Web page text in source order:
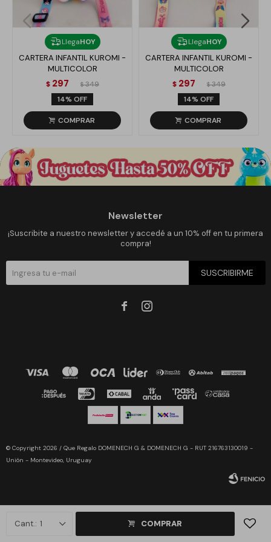
1 COMPRAR
LlegaHOY
CARTERA INFANTIL KUROMI -
MULTICOLOR
$ 297 $ 349
14
LlegaHOY
CARTERA INFANTIL KUROMI -
MULTICOLOR
$ 297 $ 349
14
Newsletter
¡Suscribite a nuestro newsletter y accedé a un 10% off en tu primera
compra!
SUSCRIBIRME
 
© Copyright 2026 / Que Regalo DOMENECH G & DOMENECH G - RUT 216763130019 -
Unión - Montevideo, Uruguay